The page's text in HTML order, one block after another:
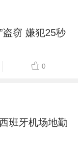
盗窃 嫌犯25秒
0
班牙机场地勤